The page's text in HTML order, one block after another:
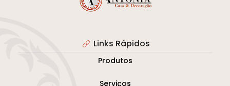
Links Rápidos
Produtos
Serviços